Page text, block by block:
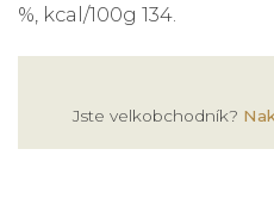
%, kcal/100g 134.
Jste velkobchodník?